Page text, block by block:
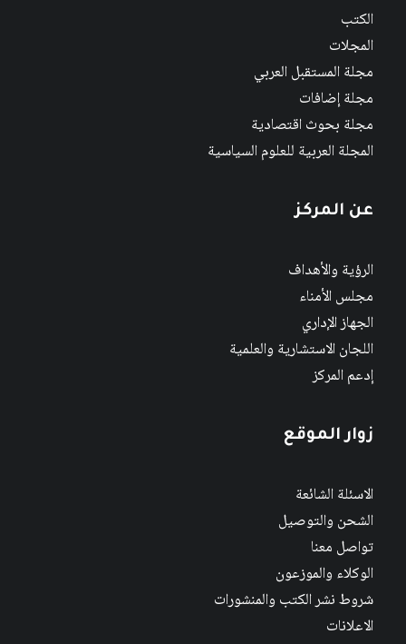
الكتب
المجلات
مجلة المستقبل العربي
مجلة إضافات
مجلة بحوث اقتصادية
المجلة العربية للعلوم السياسية
عن المركز
الرؤية والأهداف
مجلس الأمناء
الجهاز الإداري
اللجان الاستشارية والعلمية
إدعم المركز
زوار الموقع
الاسئلة الشائعة
الشحن والتوصيل
تواصل معنا
الوكلاء والموزعون
شروط نشر الكتب والمنشورات
الاعلانات